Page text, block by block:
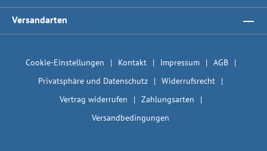
Versandarten
Cookie-Einstellungen Kontakt Impressum
AGB
Privatsphäre und Datenschutz
Widerrufsrecht
Vertrag widerrufen
Zahlungsarten
Versandbedingungen